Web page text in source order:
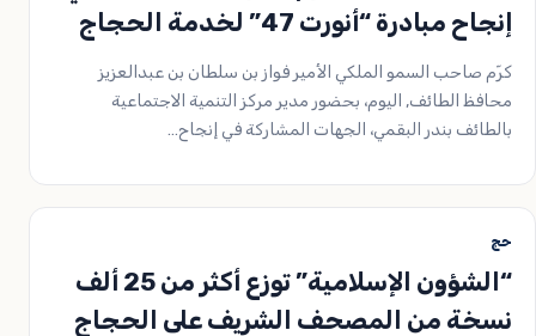
إنجاح مبادرة “أنورت 47” لخدمة الحجاج
كرّم صاحب السمو الملكي الأمير فواز بن سلطان بن عبدالعزيز
محافظ الطائف, اليوم، بحضور مدير مركز التنمية الاجتماعية
بالطائف بندر البقمي، الجهات المشاركة في إنجاح…
حج
“الشؤون الإسلامية” توزع أكثر من 25 ألف
نسخة من المصحف الشريف على الحجاج